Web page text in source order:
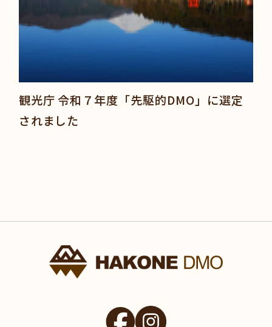
観光庁 令和７年度「先駆的DMO」に選定
されました